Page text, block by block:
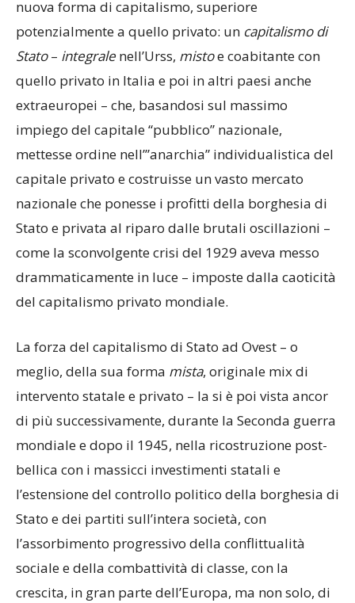
nuova forma di capitalismo, superiore
potenzialmente a quello privato: un capitalismo di
Stato– integrale nell’Urss, mistoe coabitante con
quello privato in Italia e poi in altri paesi anche
extraeuropei – che, basandosi sul massimo
impiego del capitale “pubblico” nazionale,
mettesse ordine nell’”anarchia” individualistica del
capitale privato e costruisse un vasto mercato
nazionale che ponesse i profitti della borghesia di
Stato e privata al riparo dalle brutali oscillazioni –
come la sconvolgente crisi del 1929 aveva messo
drammaticamente in luce – imposte dalla caoticità
del capitalismo privato mondiale.
La forza del capitalismo di Stato ad Ovest – o
meglio, della sua forma mista, originale mix di
intervento statale e privato – la si è poi vista ancor
di più successivamente, durante la Seconda guerra
mondiale e dopo il 1945, nella ricostruzione post-
bellica con i massicci investimenti statali e
l’estensione del controllo politico della borghesia di
Stato e dei partiti sull’intera società, con
l’assorbimento progressivo della conflittualità
sociale e della combattività di classe, con la
crescita, in gran parte dell’Europa, ma non solo, di